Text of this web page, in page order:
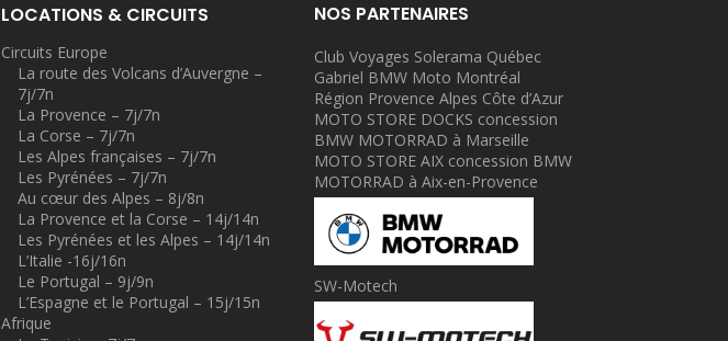
LOCATIONS & CIRCUITS
Circuits Europe
La route des Volcans d’Auvergne –
7j/7n
La Provence – 7j/7n
La Corse – 7j/7n
Les Alpes françaises – 7j/7n
Les Pyrénées – 7j/7n
Au cœur des Alpes – 8j/8n
La Provence et la Corse – 14j/14n
Les Pyrénées et les Alpes – 14j/14n
L’Italie -16j/16n
Le Portugal – 9j/9n
L’Espagne et le Portugal – 15j/15n
Afrique
NOS PARTENAIRES
Club Voyages Solerama Québec
Gabriel BMW Moto Montréal
Région Provence Alpes Côte d’Azur
MOTO STORE DOCKS concession
BMW MOTORRAD à Marseille
MOTO STORE AIX concession BMW
MOTORRAD à Aix-en-Provence
SW-Motech